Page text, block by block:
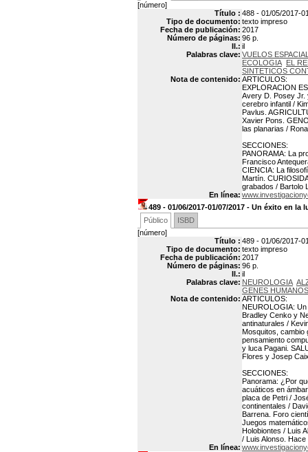
[número]
Título : 488 - 01/05/2017-
Tipo de documento: texto impreso
Fecha de publicación: 2017
Número de páginas: 96 p.
Il.: il
Palabras clave: VUELOS
ECOLOGIA EL
SINTETICOS
Nota de contenido: ARTICULOS:
EXPLORACION
Avery D. Posey Jr.
cerebro infantil /
Pavlus.
Xavier Pons.
las planarias /
SECCIONES:
PANORAMA: La
Francisco
CIENCIA: La
Martín.
grabados / Bartolo
En línea:
489 - 01/06/2017-01/07/2017 - Un éxito en
Público
ISBD
[número]
Título : 489 - 01/06/2017-
Tipo de documento: texto impreso
Fecha de publicación: 2017
Número de páginas: 96 p.
Il.: il
Palabras clave: NEUROLOGIA
GENES HUMANOS
Nota de contenido: ARTICULOS:
NEUROLOGIA:
Bradley Cenko y
antinaturales /
Mosquitos, cambio
pensamiento
y luca Pagani.
Flores y Josep
SECCIONES:
Panorama: ¿Por
acuáticos en
placa de Petri /
continentales /
Barrena. Foro
Juegos
Holobiontes / Luis
/ Luis Alonso.
En línea: